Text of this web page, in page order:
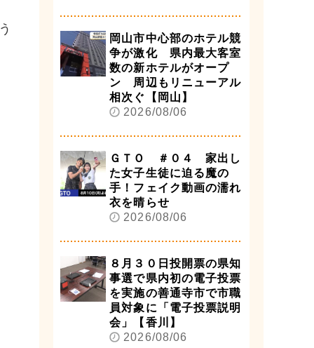
岡山市中心部のホテル競
争が激化 県内最大客室
数の新ホテルがオープ
ン 周辺もリニューアル
相次ぐ【岡山】
2026/08/06
ＧＴＯ ＃０４ 家出し
た女子生徒に迫る魔の
手！フェイク動画の濡れ
衣を晴らせ
2026/08/06
８月３０日投開票の県知
事選で県内初の電子投票
を実施の善通寺市で市職
員対象に「電子投票説明
会」【香川】
2026/08/06